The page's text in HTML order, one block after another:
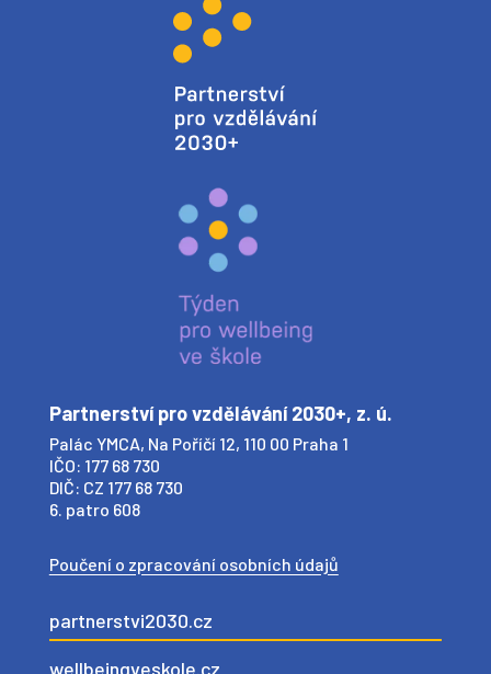
Partnerství pro vzdělávání 2030+, z. ú.
Palác YMCA, Na Poříčí 12, 110 00 Praha 1
IČO: 177 68 730
DIČ: CZ 177 68 730
6. patro 608
Poučení o zpracování osobních údajů
partnerstvi2030.cz
wellbeingveskole.cz